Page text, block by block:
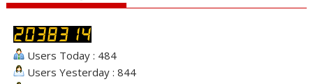
Users Today : 484
Users Yesterday : 844